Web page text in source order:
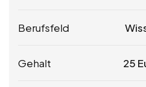
Berufsfeld
Gehalt 25